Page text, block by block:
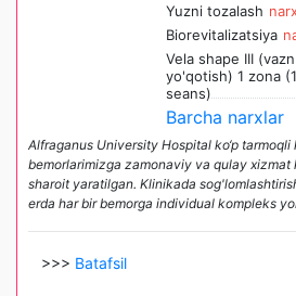
Yuzni tozalash
Biorevitalizatsiya
Vela shape III (vazn
yo'qotish) 1 zona (1
seans)
Barcha narxlar
Alfraganus University Hospital ko‘p tarmoqli
bemorlarimizga zamonaviy va qulay xizmat
sharoit yaratilgan. Klinikada
erda har bir bemorga individual kompleks
>>> Batafsil